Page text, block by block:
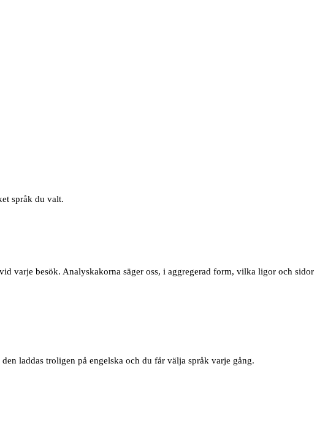
språk du valt.
varje besök. Analyskakorna säger oss, i aggregerad form, vilka ligor och sidor
laddas troligen på engelska och du får välja språk varje gång.